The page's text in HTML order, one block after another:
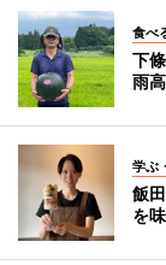
食べ
下
雨
学ぶ
飯
を